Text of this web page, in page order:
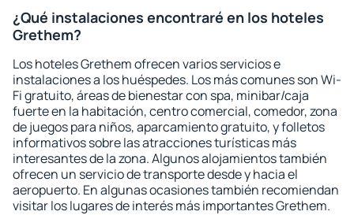
¿Qué instalaciones encontraré en los hoteles
Grethem?
Los hoteles Grethem ofrecen varios servicios e
instalaciones a los huéspedes. Los más comunes son Wi-
Fi gratuito, áreas de bienestar con spa, minibar/caja
fuerte en la habitación, centro comercial, comedor, zona
de juegos para niños, aparcamiento gratuito, y folletos
informativos sobre las atracciones turísticas más
interesantes de la zona. Algunos alojamientos también
ofrecen un servicio de transporte desde y hacia el
aeropuerto. En algunas ocasiones también recomiendan
visitar los lugares de interés más importantes Grethem.